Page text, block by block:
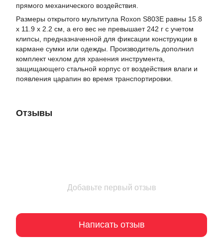
прямого механического воздействия.
Размеры открытого мультитула Roxon S803E равны 15.8
х 11.9 х 2.2 см, а его вес не превышает 242 г с учетом
клипсы, предназначенной для фиксации конструкции в
кармане сумки или одежды. Производитель дополнил
комплект чехлом для хранения инструмента,
защищающего стальной корпус от воздействия влаги и
появления царапин во время транспортировки.
Отзывы
Добавьте первый отзыв
Написать отзыв